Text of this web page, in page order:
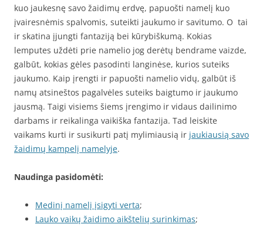
kuo jaukesnę savo žaidimų erdvę, papuošti namelį kuo
įvairesnėmis spalvomis, suteikti jaukumo ir savitumo. O tai
ir skatina įjungti fantaziją bei kūrybiškumą. Kokias
lemputes uždėti prie namelio jog derėtų bendrame vaizde,
galbūt, kokias gėles pasodinti langinėse, kurios suteiks
jaukumo. Kaip įrengti ir papuošti namelio vidų, galbūt iš
namų atsineštos pagalvėles suteiks baigtumo ir jaukumo
jausmą. Taigi visiems šiems įrengimo ir vidaus dailinimo
darbams ir reikalinga vaikiška fantazija. Tad leiskite
vaikams kurti ir susikurti patį mylimiausią ir jaukiausią savo
žaidimų kampelį namelyje.
Naudinga pasidomėti:
Medinį namelį įsigyti verta;
Lauko vaikų žaidimo aikštelių surinkimas;